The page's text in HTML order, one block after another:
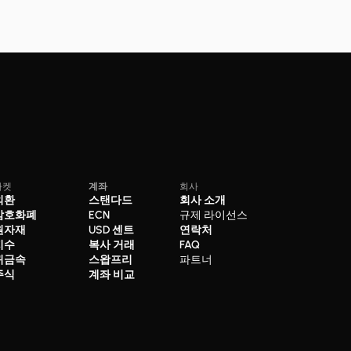
켓
환
호화폐
자재
수
금속
식
계좌
스탠다드
ECN
USD 센트
복사 거래
스왑프리
계좌 비교
회사
회사 소개
규제 라이선스
연락처
FAQ
파트너